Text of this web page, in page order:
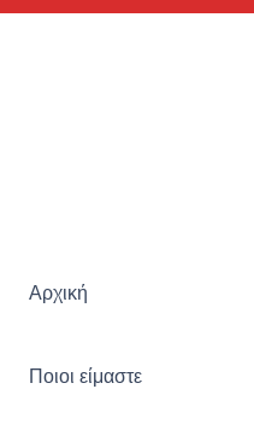
Αρχική
Ποιοι είμαστε